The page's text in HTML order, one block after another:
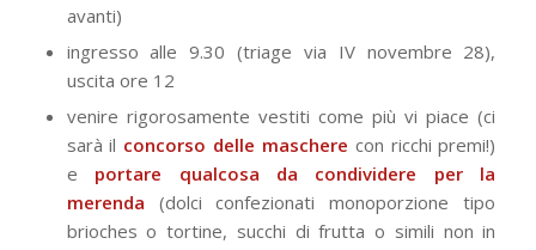
avanti)
ingresso alle 9.30 (triage via IV novembre 28),
uscita ore 12
venire rigorosamente vestiti come più vi piace (ci
sarà il concorso delle maschere con ricchi premi!)
e portare qualcosa da condividere per la
merenda (dolci confezionati monoporzione tipo
brioches o tortine, succhi di frutta o simili non in